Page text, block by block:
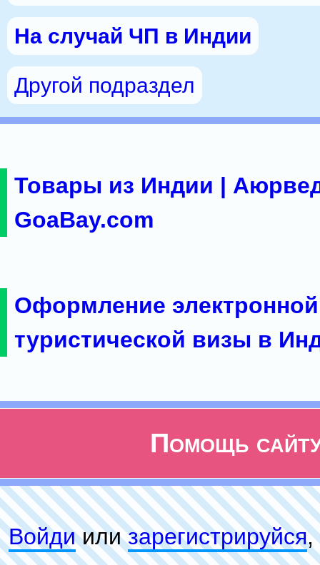
На случай ЧП в Индии
Другой подраздел
Товары из Индии |
GoaBay.com
Оформление электронной
туристической визы в
Помощь
Войдиилизарeгиcтpируйся,